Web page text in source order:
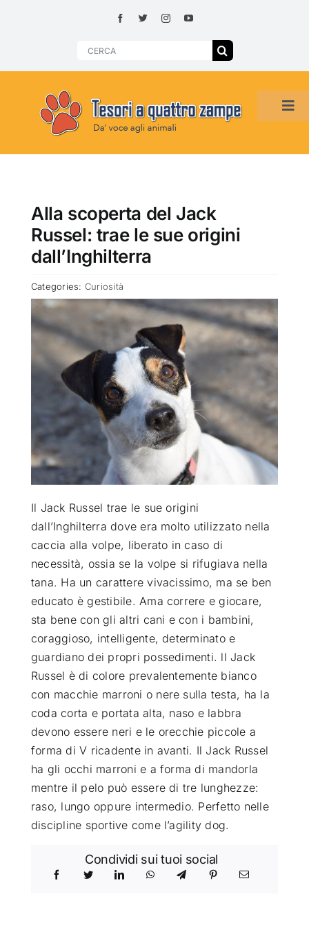
Search
HOME
SMARRITI O DA ADOTTARE
ADOTTATI O RITROVATI
ATTUALITÀ
CHI SIAMO
SEMPRE CON ME
Alla scoperta del Jack
Russel: trae le sue origini
dall’Inghilterra
Categories: Curiosità
Il Jack Russel trae le sue origini
dall’Inghilterra dove era molto utilizzato nella
caccia alla volpe, liberato in caso di
necessità, ossia se la volpe si rifugiava nella
tana. Ha un carattere vivacissimo, ma se ben
educato è gestibile. Ama correre e giocare,
sta bene con gli altri cani e con i bambini,
coraggioso, intelligente, determinato e
guardiano dei propri possedimenti. ll Jack
Russel è di colore prevalentemente bianco
con macchie marroni o nere sulla testa, ha la
coda corta e portata alta, naso e labbra
devono essere neri e le orecchie piccole a
forma di V ricadente in avanti. Il Jack Russel
ha gli occhi marroni e a forma di mandorla
mentre il pelo può essere di tre lunghezze:
raso, lungo oppure intermedio. Perfetto nelle
discipline sportive come l’agility dog.
Condividi sui tuoi social